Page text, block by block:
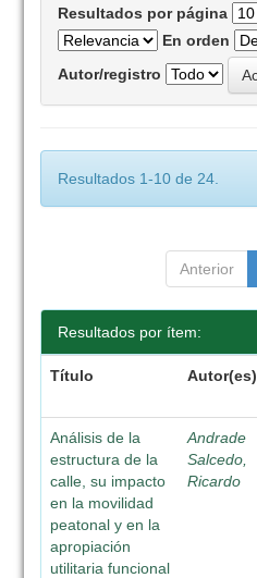
Resultados por página
En orden
Autor/registro
Resultados 1-10 de 24.
Anterior
Resultados por ítem:
Título Autor(es)
Análisis de la
estructura de la
calle, su impacto
en la movilidad
peatonal y en la
apropiación
utilitaria funcional
Andrade
Salcedo,
Ricardo